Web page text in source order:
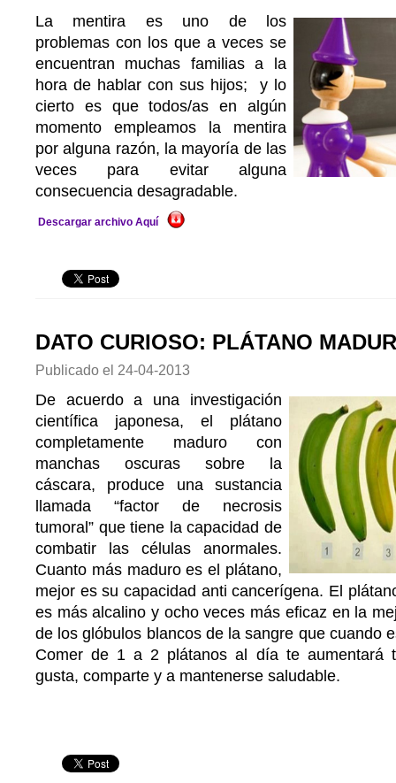
La mentira es uno de los
problemas con los que a veces se
encuentran muchas familias a la
hora de hablar con sus hijos; y lo
cierto es que todos/as en algún
momento empleamos la mentira
por alguna razón, la mayoría de las
veces para evitar alguna
consecuencia desagradable.
Descargar archivo Aquí
DATO CURIOSO: PLÁTANO
Publicado el 24-04-2013
De acuerdo a una investigación
científica japonesa, el plátano
completamente maduro con
manchas oscuras sobre la
cáscara, produce una sustancia
llamada “factor de necrosis
tumoral” que tiene la capacidad de
combatir las células anormales.
Cuanto más maduro es el plátano,
mejor es su capacidad anti cancerígena. El
es más alcalino y ocho veces más eficaz en la
de los glóbulos blancos de la sangre que cuando
Comer de 1 a 2 plátanos al día te aumentará
gusta, comparte y a mantenerse saludable.